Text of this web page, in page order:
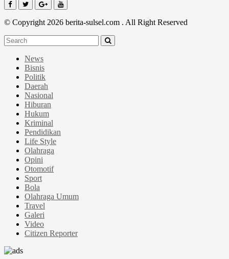
© Copyright 2026 berita-sulsel.com . All Right Reserved
News
Bisnis
Politik
Daerah
Nasional
Hiburan
Hukum
Kriminal
Pendidikan
Life Style
Olahraga
Opini
Otomotif
Sport
Bola
Olahraga Umum
Travel
Galeri
Video
Citizen Reporter